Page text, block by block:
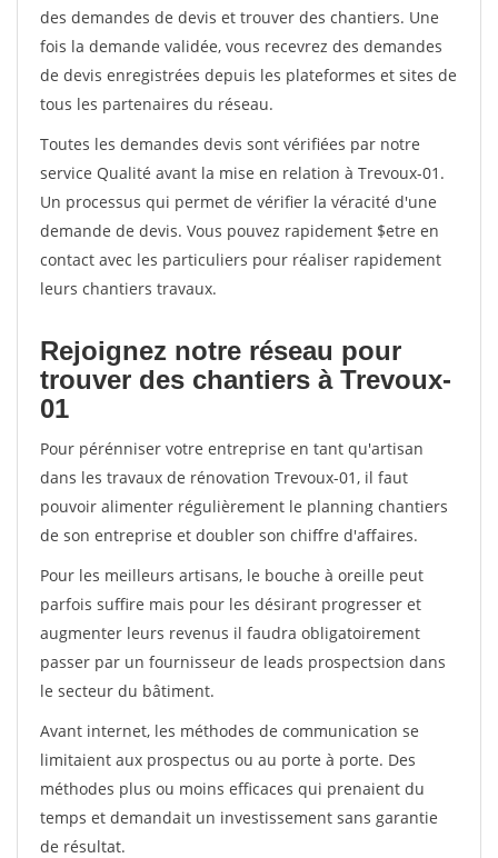
des demandes de devis et trouver des chantiers. Une
fois la demande validée, vous recevrez des demandes
de devis enregistrées depuis les plateformes et sites de
tous les partenaires du réseau.
Toutes les demandes devis sont vérifiées par notre
service Qualité avant la mise en relation à Trevoux-01.
Un processus qui permet de vérifier la véracité d'une
demande de devis. Vous pouvez rapidement $etre en
contact avec les particuliers pour réaliser rapidement
leurs chantiers travaux.
Rejoignez notre réseau pour
trouver des chantiers à Trevoux-
01
Pour pérénniser votre entreprise en tant qu'artisan
dans les travaux de rénovation Trevoux-01, il faut
pouvoir alimenter régulièrement le planning chantiers
de son entreprise et doubler son chiffre d'affaires.
Pour les meilleurs artisans, le bouche à oreille peut
parfois suffire mais pour les désirant progresser et
augmenter leurs revenus il faudra obligatoirement
passer par un fournisseur de leads prospectsion dans
le secteur du bâtiment.
Avant internet, les méthodes de communication se
limitaient aux prospectus ou au porte à porte. Des
méthodes plus ou moins efficaces qui prenaient du
temps et demandait un investissement sans garantie
de résultat.